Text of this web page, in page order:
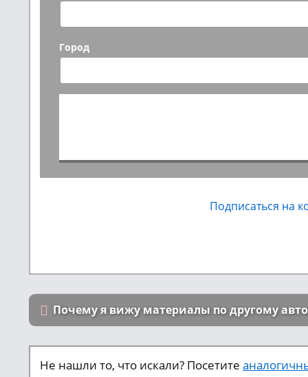
Город
Подписаться на
Почему я вижу материалы по другому
Не нашли то, что искали? Посетите